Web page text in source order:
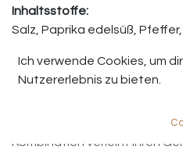
Inhaltsstoffe:
Salz, Paprika edelsüß,
Tomaten-Mozzarellasalz ist
edelsüß, Pfeffer, Petersilie
Kombination verleiht Ihren
Ich verwende Cookies, um
Nutzererlebnis zu bieten.